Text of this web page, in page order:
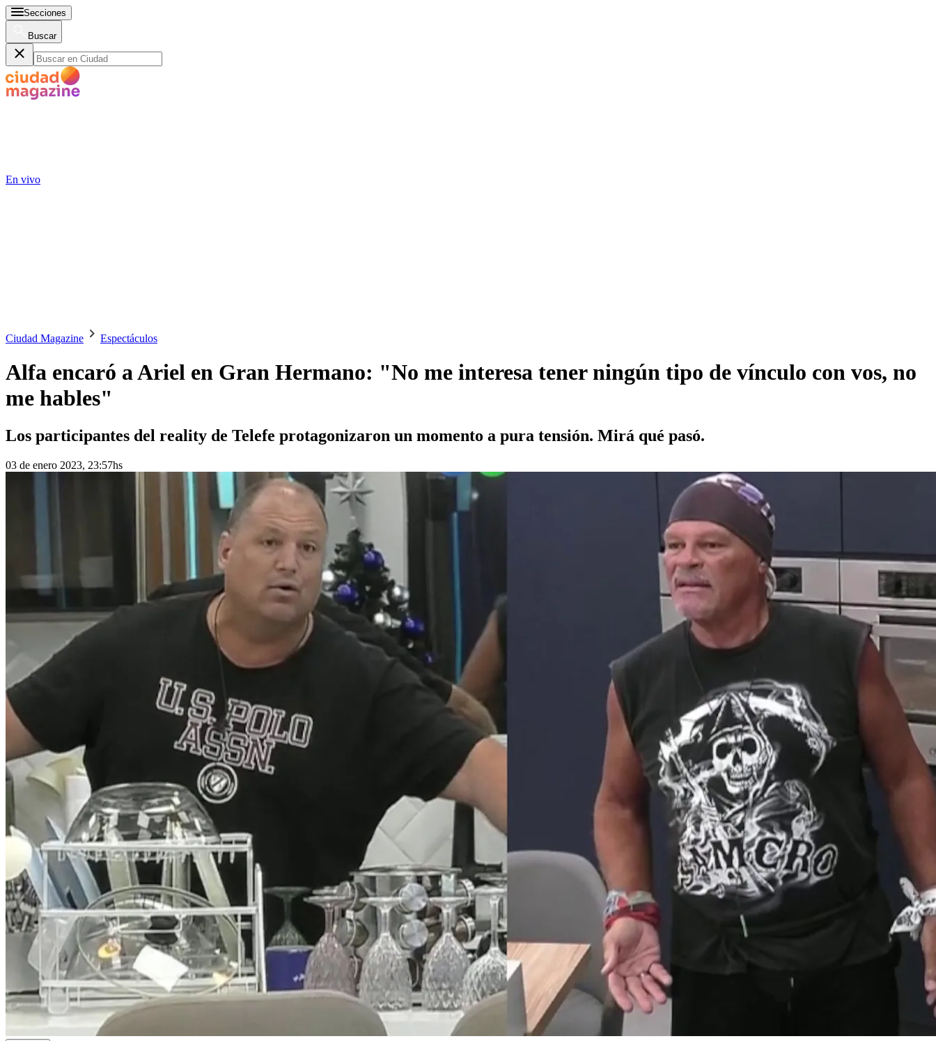
Secciones
Buscar
En vivo
Ciudad Magazine Espectáculos
Alfa encaró a Ariel en Gran Hermano: "No me interesa tener ningún tipo de vínculo con vos, no
me hables"
Los participantes del reality de Telefe protagonizaron un momento a pura tensión. Mirá qué pasó.
03 de enero 2023, 23:57hs